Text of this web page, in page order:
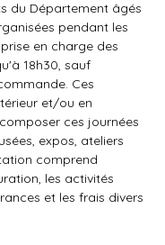
du Département âgés
pendant les
en charge des
18h30, sauf
Ces
et/ou en
ces journées
expos, ateliers
comprend
les activités
et les frais divers